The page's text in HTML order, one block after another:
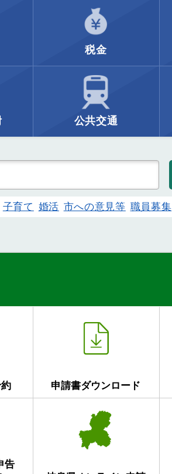
税金
公共交通
子育て 婚活 市への意見等 職員募集
申請書ダウンロード
告